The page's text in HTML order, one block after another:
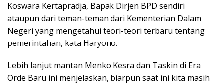
Koswara Kertapradja, Bapak Dirjen BPD sendiri
ataupun dari teman-teman dari Kementerian Dalam
Negeri yang mengetahui teori-teori terbaru tentang
pemerintahan, kata Haryono.
Lebih lanjut mantan Menko Kesra dan Taskin di Era
Orde Baru ini menjelaskan, biarpun saat ini kita masih